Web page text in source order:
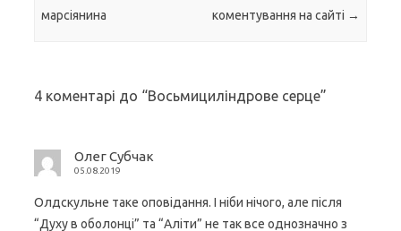
марсіянина
коментування на сайті →
4 коментарі до “Восьмициліндрове серце”
Олег Субчак
05.08.2019
Олдскульне таке оповідання. І ніби нічого, але після
“Духу в оболонці” та “Аліти” не так все однозначно з